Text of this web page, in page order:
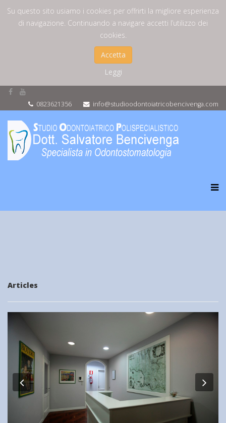
Su questo sito usiamo i cookies per offrirti la migliore esperienza
di navigazione. Continuando a navigare accetti l’utilizzo dei
cookies.
Accetta
Leggi
0823621356 info@studioodontoiatricobencivenga.com
Articles
Previous